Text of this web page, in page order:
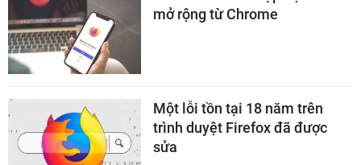
mở rộng từ Chrome
Một lỗi tồn tại 18 năm trên
trình duyệt Firefox đã được
sửa